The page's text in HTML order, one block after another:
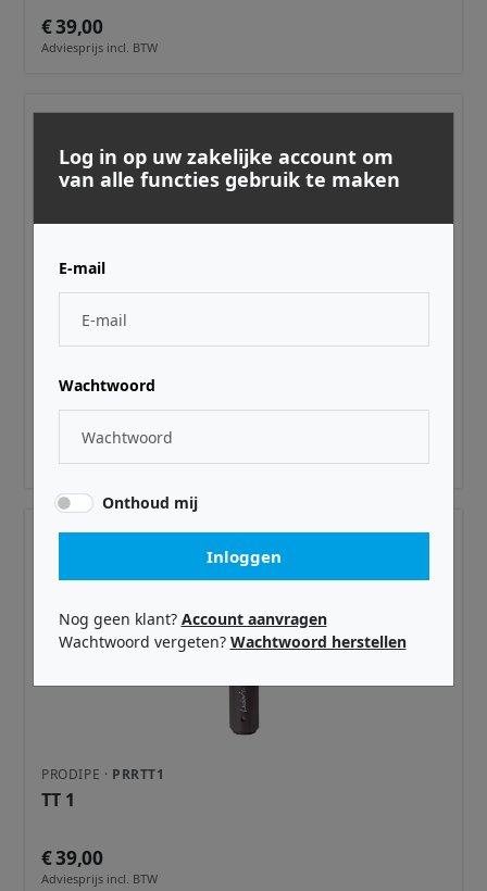
€ 39,00
Adviesprijs incl. BTW
TT1 PRO
€ 39,00
Adviesprijs incl. BTW
PRODIPE · PRRTT1
TT 1
€ 39,00
Adviesprijs incl. BTW
Log in op uw zakelijke account om
van alle functies gebruik te maken
E-mail
Wachtwoord
Onthoud mij
Inloggen
Nog geen klant? Account aanvragen
Wachtwoord vergeten? Wachtwoord herstellen